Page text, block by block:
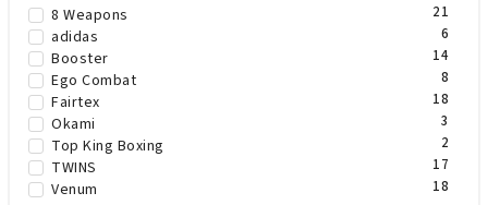
8 Weapons 21
adidas 6
Booster 14
Ego Combat 8
Fairtex 18
Okami 3
Top King Boxing 2
TWINS 17
Venum 18